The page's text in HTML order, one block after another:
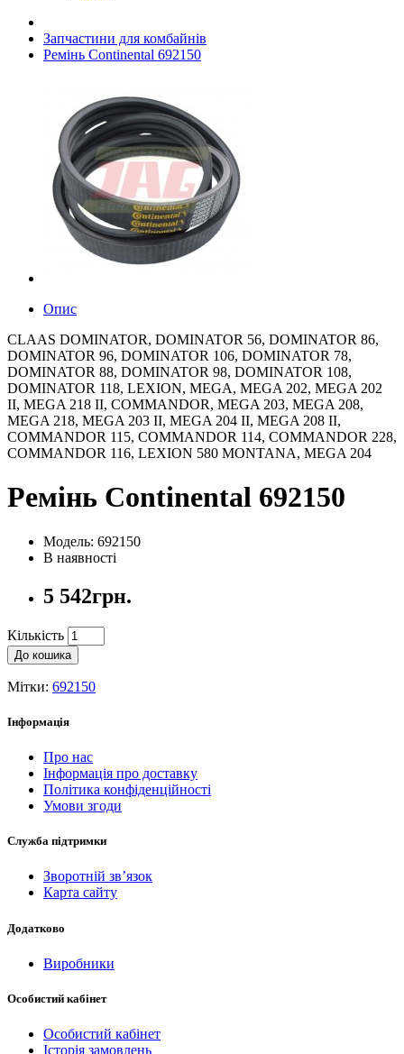
Запчастини для комбайнів
Ремінь Continental 692150
Опис
CLAAS DOMINATOR, DOMINATOR 56, DOMINATOR 86,
DOMINATOR 96, DOMINATOR 106, DOMINATOR 78,
DOMINATOR 88, DOMINATOR 98, DOMINATOR 108,
DOMINATOR 118, LEXION, MEGA, MEGA 202, MEGA 202
II, MEGA 218 II, COMMANDOR, MEGA 203, MEGA 208,
MEGA 218, MEGA 203 II, MEGA 204 II, MEGA 208 II,
COMMANDOR 115, COMMANDOR 114, COMMANDOR 228,
COMMANDOR 116, LEXION 580 MONTANA, MEGA 204
Ремінь Continental 692150
Модель: 692150
В наявності
5 542грн.
Кількість
До кошика
Мітки: 692150
Інформація
Про нас
Інформація про доставку
Політика конфіденційності
Умови згоди
Служба підтримки
Зворотній зв’язок
Карта сайту
Додатково
Виробники
Особистий кабінет
Особистий кабінет
Історія замовлень